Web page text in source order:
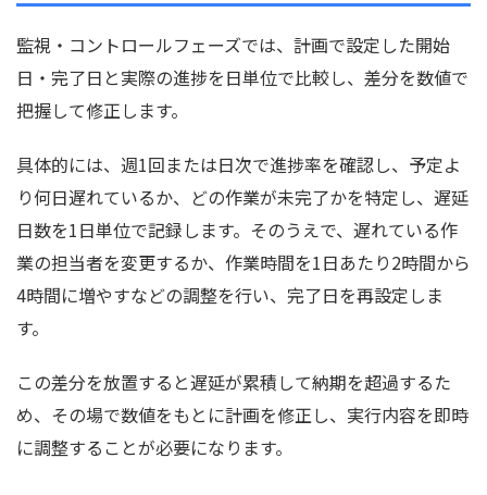
監視・コントロールフェーズでは、計画で設定した開始
日・完了日と実際の進捗を日単位で比較し、差分を数値で
把握して修正します。
具体的には、週1回または日次で進捗率を確認し、予定よ
り何日遅れているか、どの作業が未完了かを特定し、遅延
日数を1日単位で記録します。そのうえで、遅れている作
業の担当者を変更するか、作業時間を1日あたり2時間から
4時間に増やすなどの調整を行い、完了日を再設定しま
す。
この差分を放置すると遅延が累積して納期を超過するた
め、その場で数値をもとに計画を修正し、実行内容を即時
に調整することが必要になります。